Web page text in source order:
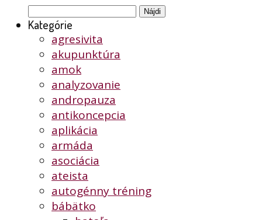
Hľadať:
Kategórie
agresivita
akupunktúra
amok
analyzovanie
andropauza
antikoncepcia
aplikácia
armáda
asociácia
ateista
autogénny tréning
bábätko